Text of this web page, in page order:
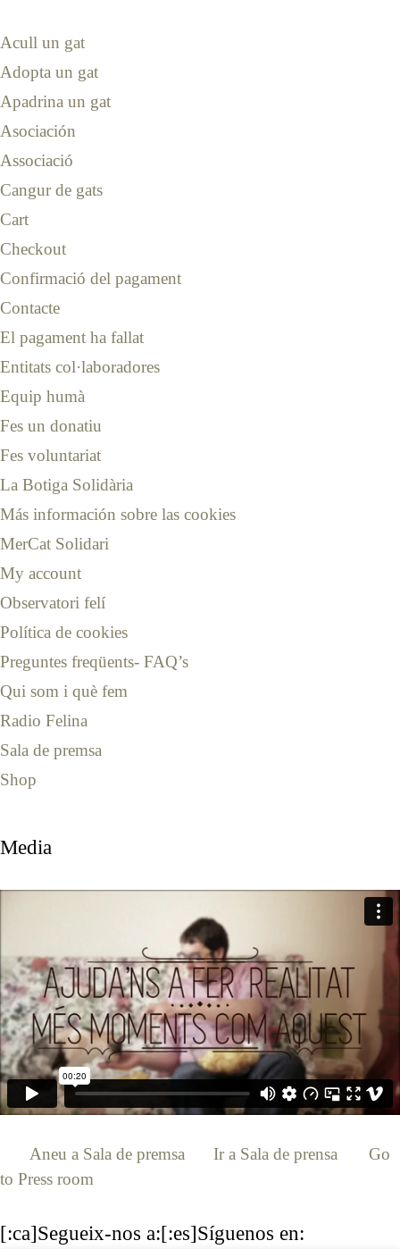
Acull un gat
Adopta un gat
Apadrina un gat
Asociación
Associació
Cangur de gats
Cart
Checkout
Confirmació del pagament
Contacte
El pagament ha fallat
Entitats col·laboradores
Equip humà
Fes un donatiu
Fes voluntariat
La Botiga Solidària
Más información sobre las cookies
MerCat Solidari
My account
Observatori felí
Política de cookies
Preguntes freqüents- FAQ’s
Qui som i què fem
Radio Felina
Sala de premsa
Shop
Media
Aneu a Sala de premsa Ir a Sala de prensa
Go
to Press room
[:ca]Segueix-nos a:[:es]Síguenos en: